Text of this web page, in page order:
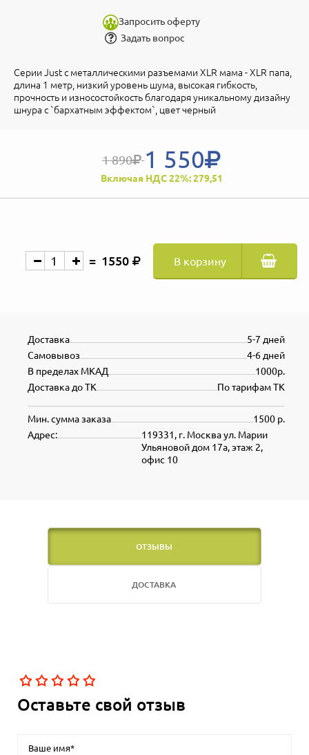
Запросить оферту
Задать вопрос
Серии Just с металлическими разъемами XLR мама - XLR папа,
длина 1 метр, низкий уровень шума, высокая гибкость,
прочность и износостойкость благодаря уникальному дизайну
шнура с `бархатным эффектом`, цвет черный
1 890 1 550
Включая НДС 22%: 279,51
1550 В корзину
5-7 дней
Доставка
4-6 дней
Самовывоз
1000р.
В пределах МКАД
По тарифам ТК
Доставка до ТК
1500 р.
Мин. сумма заказа
119331, г. Москва ул. Марии
Ульяновой дом 17а, этаж 2,
офис 10
Адрес:
ОТЗЫВЫ
ДОСТАВКА
Оставьте свой отзыв